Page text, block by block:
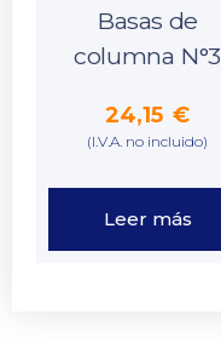
Basas de
columna N°3
24,15 €
(I.V.A. no incluido)
Leer más